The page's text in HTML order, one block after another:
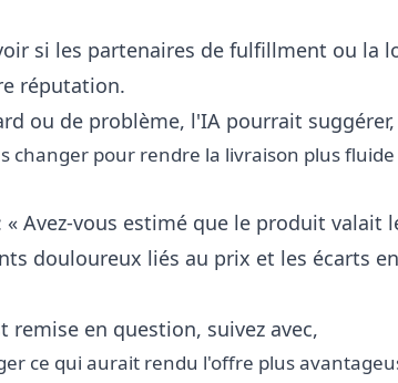
si les partenaires de fulfillment ou la
réputation.
ou de problème, l'IA pourrait suggérer,
changer pour rendre la livraison plus
« Avez-vous estimé que le produit valait
douloureux liés au prix et les écarts
remise en question, suivez avec,
ce qui aurait rendu l'offre plus